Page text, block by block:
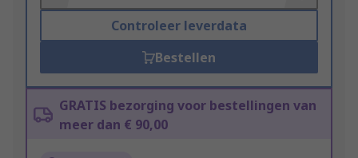
Controleer leverdata
Bestellen
GRATIS bezorging voor bestellingen van
meer dan € 90,00